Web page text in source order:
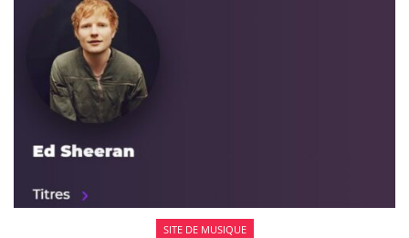
SITE DE MUSIQUE